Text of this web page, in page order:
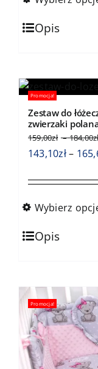
Ten
produkt
wariantów.
Opcje
można
wybrać
na
produktu
Opis
Promocja!
Zestaw do
zwierzaki
159,00zł –184,00
143,10zł–
Wybierz
Ten
produkt
wariantów.
Opcje
można
wybrać
na
Opis
Promocja!